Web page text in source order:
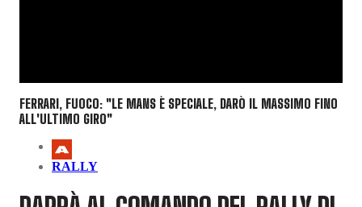
FERRARI, FUOCO: "LE MANS È SPECIALE, DARÒ IL MASSIMO FINO
ALL'ULTIMO GIRO"
RALLY